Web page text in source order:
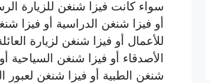
سواء كانت فيزا شنغن للزيارة
أو فيزا شنغن الدراسية أو فيزا
للأعمال أو فيزا شنغن لزيارة
الأصدقاء أو فيزا شنغن السياحية
شنغن الطبية أو فيزا شنغن لعبور